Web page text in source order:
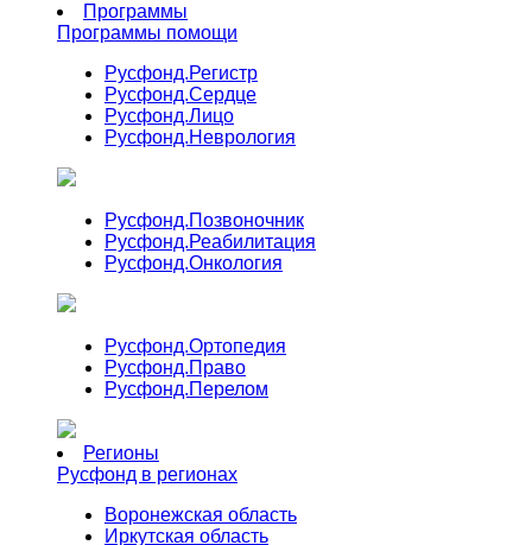
Программы
Программы помощи
Русфонд.Регистр
Русфонд.Сердце
Русфонд.Лицо
Русфонд.Неврология
Русфонд.Позвоночник
Русфонд.Реабилитация
Русфонд.Онкология
Русфонд.Ортопедия
Русфонд.Право
Русфонд.Перелом
Регионы
Русфонд в регионах
Воронежская область
Иркутская область